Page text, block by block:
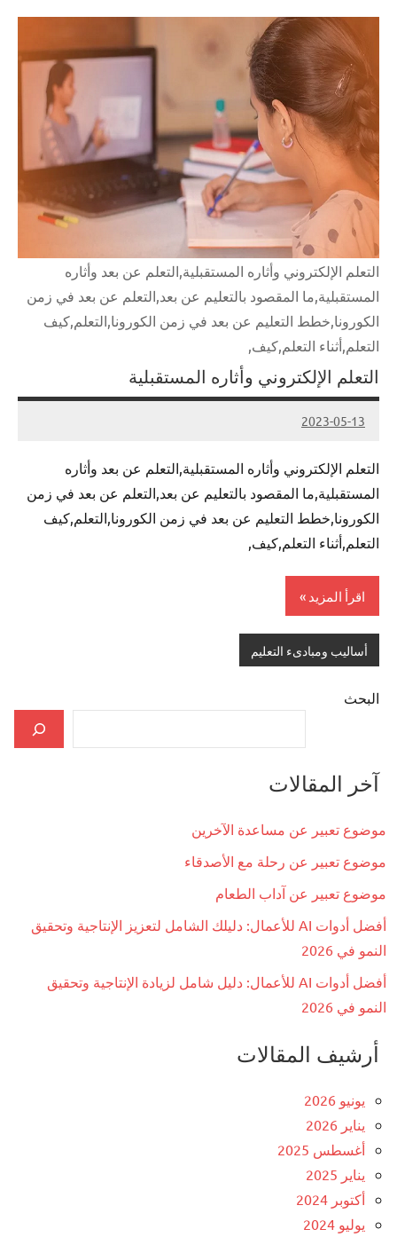
التعلم الإلكتروني وأثاره المستقبلية,التعلم عن بعد وأثاره
المستقبلية,ما المقصود بالتعليم عن بعد,التعلم عن بعد في زمن
الكورونا,خطط التعليم عن بعد في زمن الكورونا,التعلم,كيف
التعلم,أثناء التعلم,كيف,
التعلم الإلكتروني وأثاره المستقبلية
2023-05-13
Admin
التعلم الإلكتروني وأثاره المستقبلية,التعلم عن بعد وأثاره
المستقبلية,ما المقصود بالتعليم عن بعد,التعلم عن بعد في زمن
الكورونا,خطط التعليم عن بعد في زمن الكورونا,التعلم,كيف
التعلم,أثناء التعلم,كيف,
اقرأ المزيد
أساليب ومبادىء التعليم
البحث
آخر المقالات
موضوع تعبير عن مساعدة الآخرين
موضوع تعبير عن رحلة مع الأصدقاء
موضوع تعبير عن آداب الطعام
أفضل أدوات AI للأعمال: دليلك الشامل لتعزيز الإنتاجية وتحقيق
النمو في 2026
أفضل أدوات AI للأعمال: دليل شامل لزيادة الإنتاجية وتحقيق
النمو في 2026
أرشيف المقالات
يونيو 2026
يناير 2026
أغسطس 2025
يناير 2025
أكتوبر 2024
يوليو 2024